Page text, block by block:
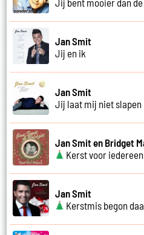
Jan Smit
Jij en ik
Jan Smit
Jij laat mij niet slapen
Jan Smit en Bridget
Kerst voor iedereen
Jan Smit
Kerstmis begon